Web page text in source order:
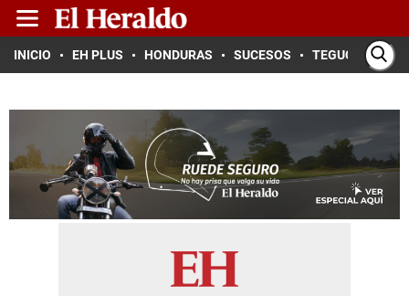
INICIO EH PLUS HONDURAS SUCESOS TEGUCIGALPA